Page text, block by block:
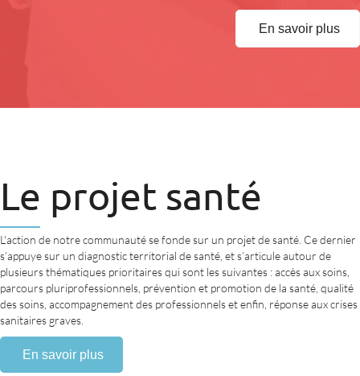
En savoir plus
Le projet santé
L'action de notre communauté se fonde sur un projet de santé. Ce dernier
s’appuye sur un diagnostic territorial de santé, et s’articule autour de
plusieurs thématiques prioritaires qui sont les suivantes : accès aux soins,
parcours pluriprofessionnels, prévention et promotion de la santé, qualité
des soins, accompagnement des professionnels et enfin, réponse aux crises
sanitaires graves.
En savoir plus